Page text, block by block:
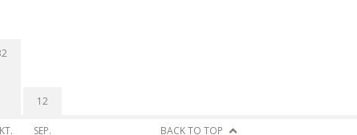
12
SEP. BACK TO TOP